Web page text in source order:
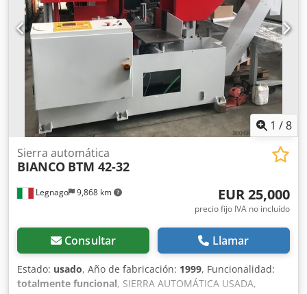
1 /8
Legnago 9,868 km
Sierra automática
BIANCO BTM 42-32
EUR 25,000
precio fijo IVA no incluído
Consultar Llamar
Estado: usado, Año de fabricación: 1999, Funcionalidad:
totalmente funcional, SIERRA AUTOMÁTICA USADA,